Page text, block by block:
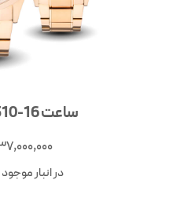
ساعت Laxmi 8510-16
در انبار